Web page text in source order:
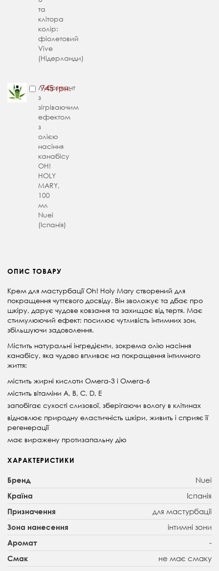
та
клітора
колір:
фіолетовий
Vive
(Нідерланди)
Лубрикант
з
зігріваючим
ефектом
з
олією
насіння
канабісу
OH!
HOLY
MARY,
100
мл
Nuei
(Іспанія)
745 грн.
ОПИС ТОВАРУ
Крем для мастурбації Oh! Holy Mary створений для
покращення чуттєвого досвіду. Він зволожує та дбає про
шкіру, дарує чудове ковзання та захищає від тертя. Має
стимулюючий ефект: посилює чутливість інтимних зон,
збільшуючи задоволення.
Містить натуральні інгредієнти, зокрема олію насіння
канабісу, яка чудово впливає на покращення інтимного
життя:
містить жирні кислоти Омега-3 і Омега-6
містить вітаміни А, B, C, D, E
запобігає сухості слизової, зберігаючи вологу в клітинах
відновлює природну еластичність шкіри, живить і сприяє її
регенерації
має виражену протизапальну дію
ХАРАКТЕРИСТИКИ
Бренд Nuei
Країна Іспанія
Призначення для мастурбації
Зона нанесення інтимні зони
Аромат -
Смак не має смаку